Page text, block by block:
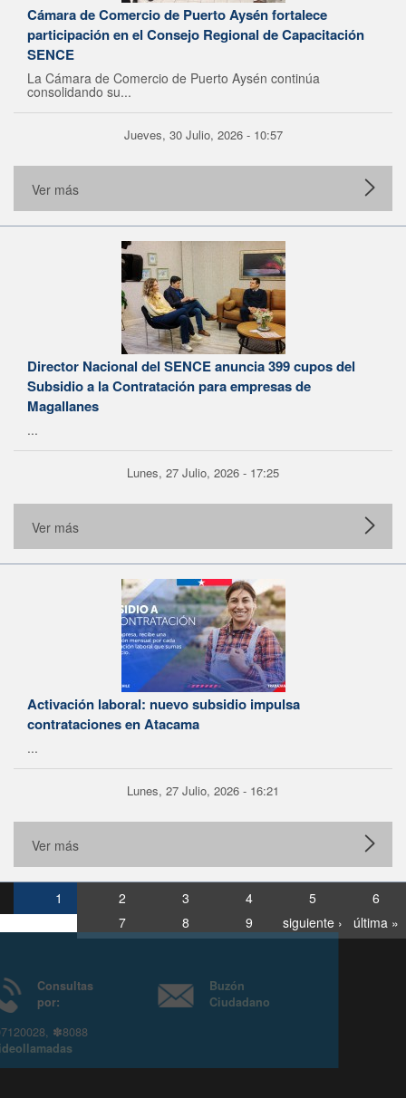
Cámara de Comercio de Puerto Aysén fortalece
participación en el Consejo Regional de Capacitación
SENCE
La Cámara de Comercio de Puerto Aysén continúa
consolidando su...
Jueves, 30 Julio, 2026 - 10:57
Ver más
Director Nacional del SENCE anuncia 399 cupos del
Subsidio a la Contratación para empresas de
Magallanes
...
Lunes, 27 Julio, 2026 - 17:25
Ver más
Activación laboral: nuevo subsidio impulsa
contrataciones en Atacama
...
Lunes, 27 Julio, 2026 - 16:21
Ver más
1 2 3 4 5
6
7
8 9 siguiente › última »
6007120028, ✽8088
yVideollamadas